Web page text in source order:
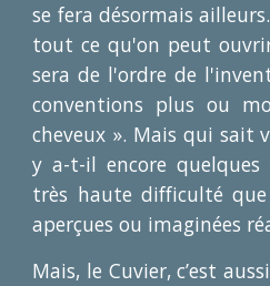
se fera désormais
tout ce qu'on peut
sera de l'ordre de
conventions plus ou
cheveux ». Mais qui sait
y a-t-il encore quelques
très haute difficulté que
aperçues ou imaginées
Mais, le Cuvier, c’est